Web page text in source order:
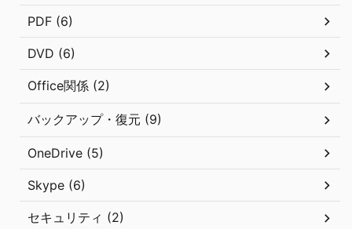
PDF (6)
DVD (6)
Office関係 (2)
バックアップ・復元 (9)
OneDrive (5)
Skype (6)
セキュリティ (2)